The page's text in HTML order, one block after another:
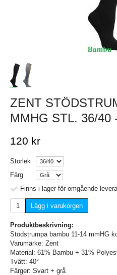
ZENT
MMHG STL. 36/40
120 kr
Storlek
Färg
Finns i lager för omgående
Lägg i varukorgen
Produktbeskrivning:
Stödstrumpa bambu 11-14 mmHG
Varumärke: Zent
Material: 61% Bambu + 31%
Tvätt: 40°
Färger: Svart + grå